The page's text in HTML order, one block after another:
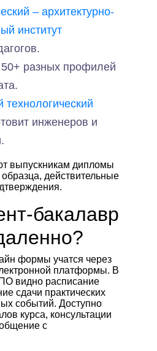
– архитектурно-
институт
разных профилей
технологический
инженеров и
выпускникам дипломы
образца, действительные
бакалавр
формы учатся через
платформы. В
видно расписание
сдачи практических
событий. Доступно
курса, консультации
с